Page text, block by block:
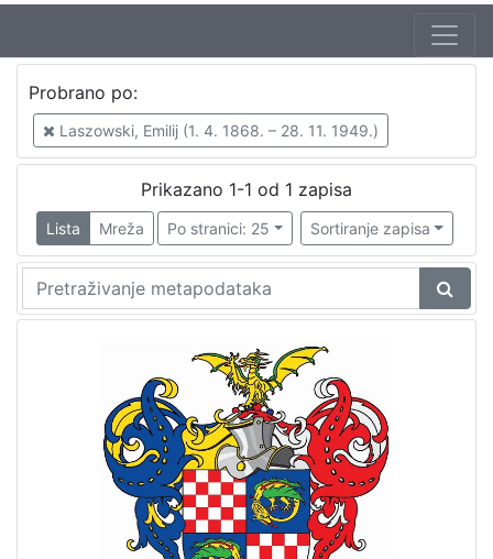
Probrano po:
Laszowski, Emilij (1. 4. 1868. – 28. 11. 1949.)
Prikazano 1-1 od 1 zapisa
Lista Mreža Po stranici: 25 Sortiranje zapisa